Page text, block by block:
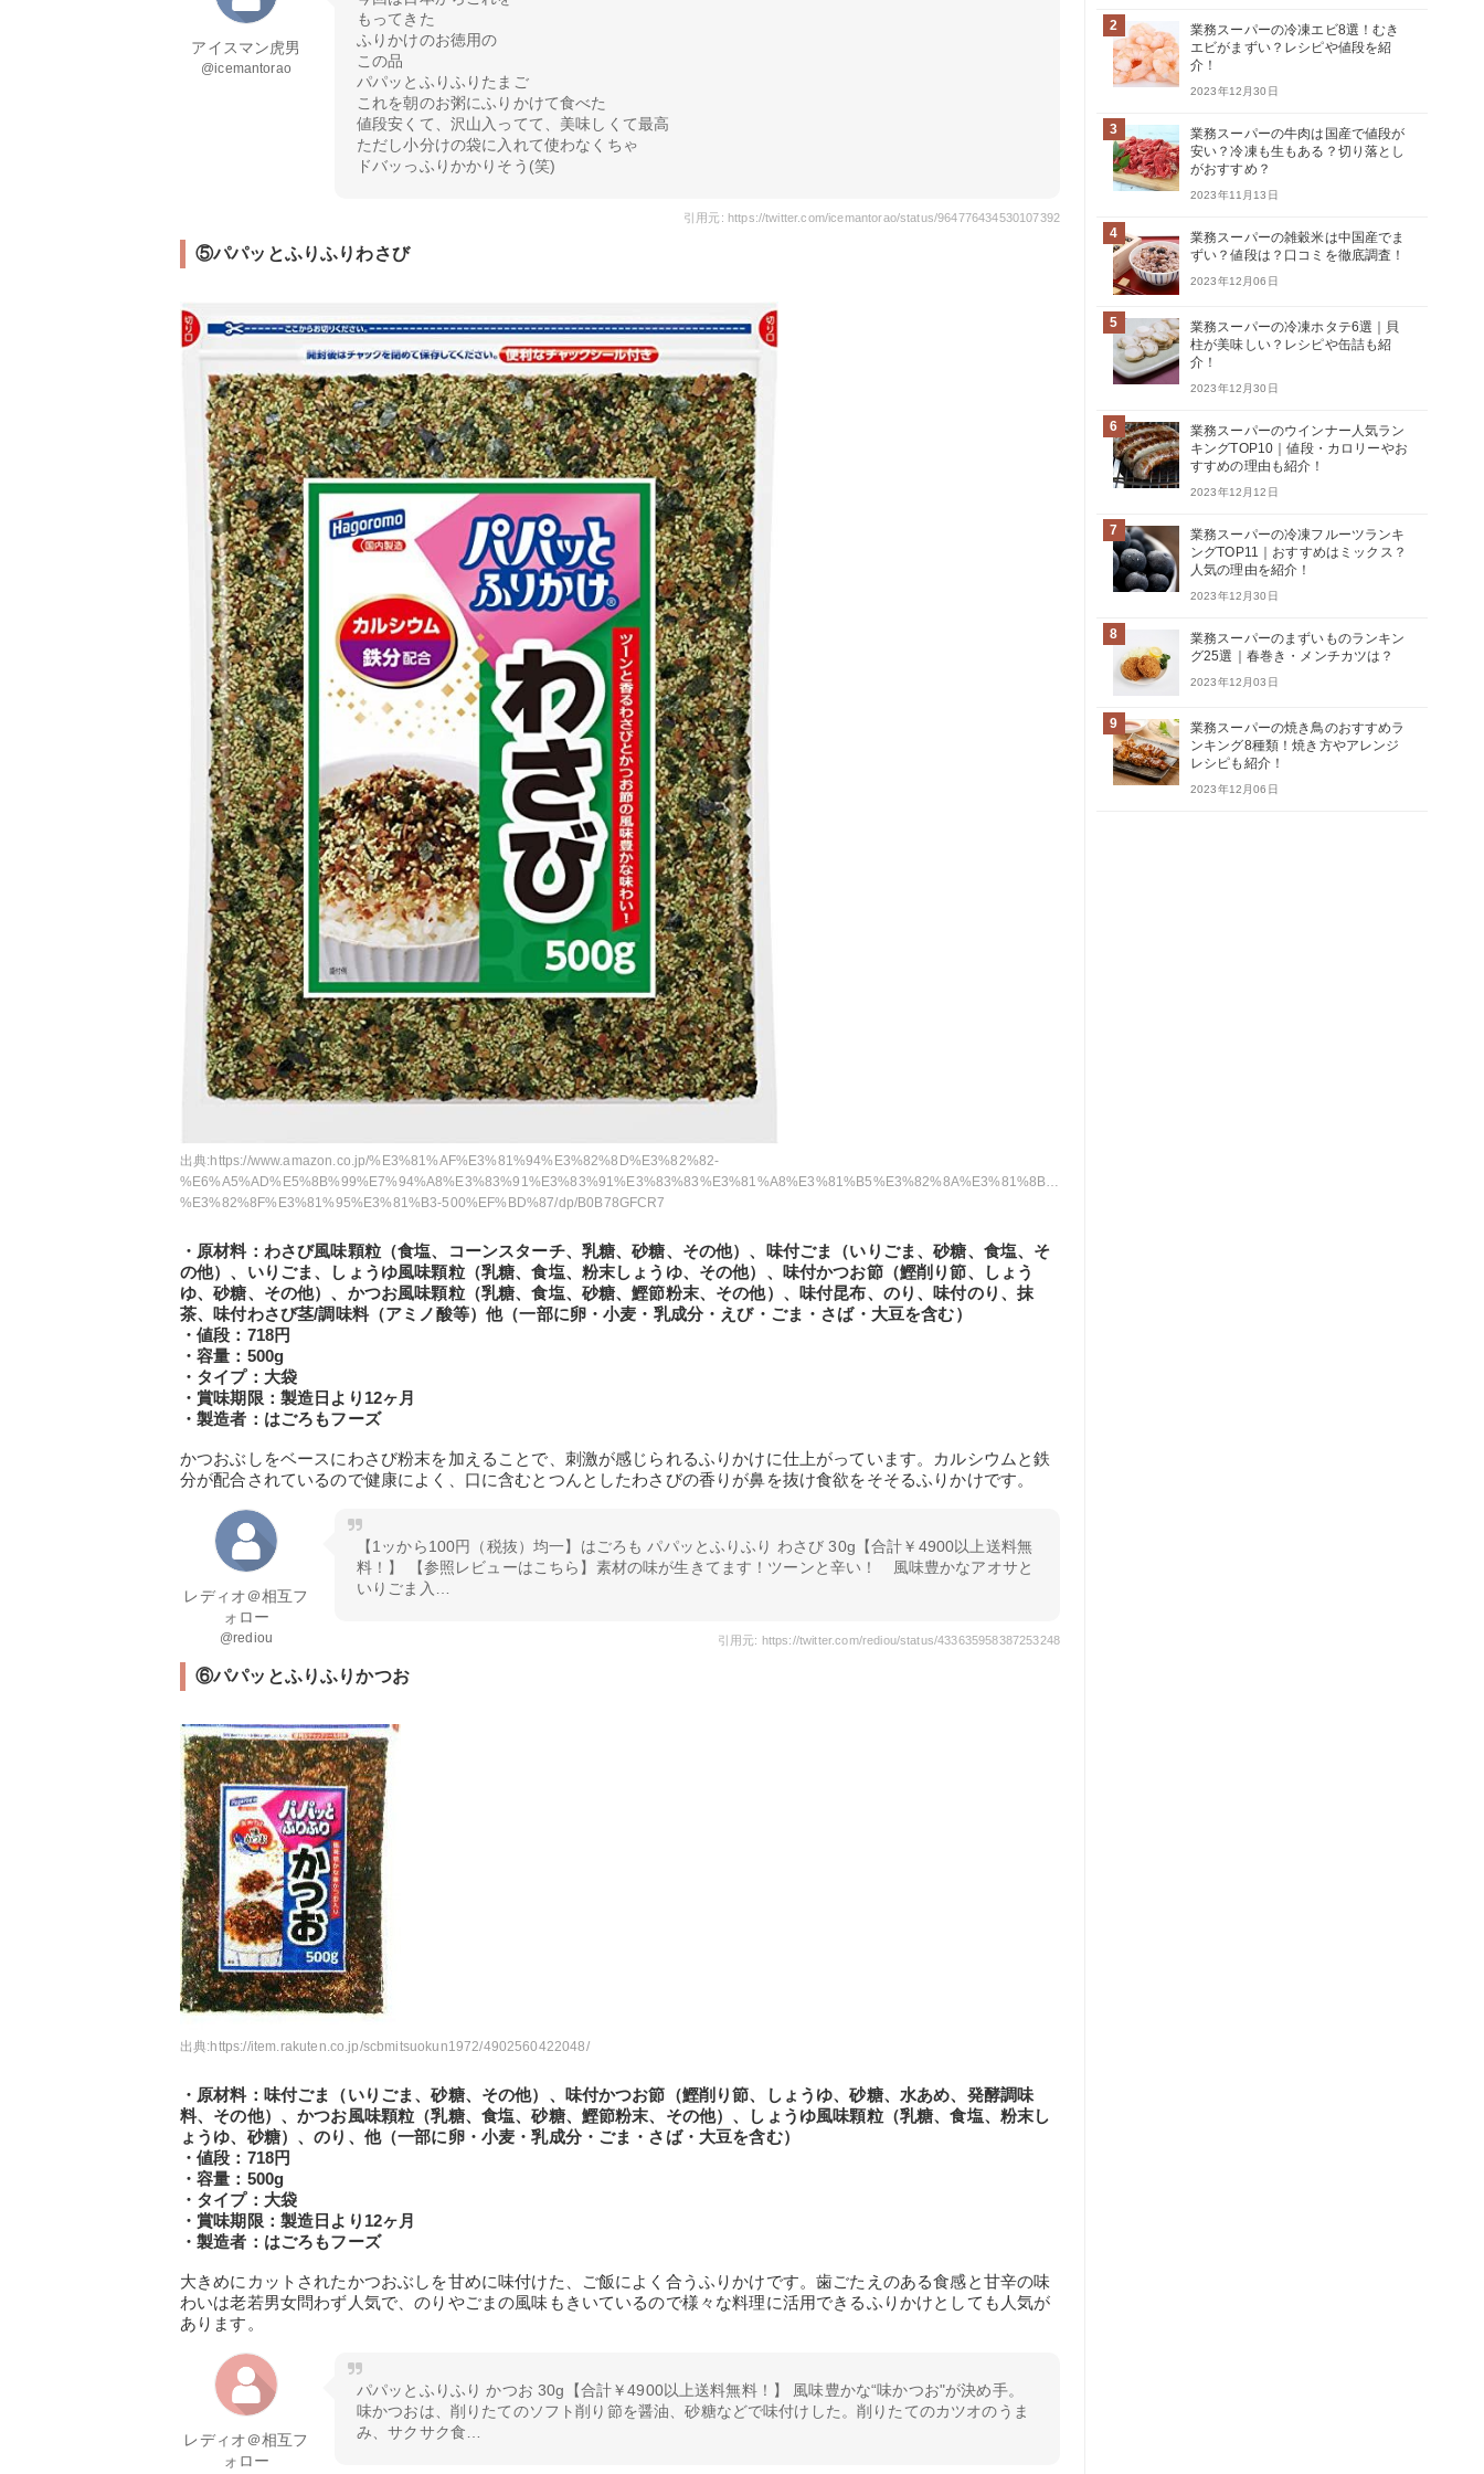
アイスマン虎男
@icemantorao
もってきた
ふりかけのお徳用の
この品
パパッとふりふりたまご
これを朝のお粥にふりかけて食べた
値段安くて、沢山入ってて、美味しくて最高
ただし小分けの袋に入れて使わなくちゃ
ドバッっふりかかりそう(笑)
引用元: https://twitter.com/icemantorao/status/964776434530107392
⑤パパッとふりふりわさび
出典:https://www.amazon.co.jp/%E3%81%AF%E3%81%94%E3%82%8D%E3%82%82-
%E6%A5%AD%E5%8B%99%E7%94%A8%E3%83%91%E3%83%91%E3%83%83%E3%81%A8%E3%81%B5%E3%82%8A%E3%81%8B%E3%81%91-
%E3%82%8F%E3%81%95%E3%81%B3-500%EF%BD%87/dp/B0B78GFCR7
・原材料：わさび風味顆粒（食塩、コーンスターチ、乳糖、砂糖、その他）、味付ごま（いりごま、砂糖、食塩、そ
の他）、いりごま、しょうゆ風味顆粒（乳糖、食塩、粉末しょうゆ、その他）、味付かつお節（鰹削り節、しょう
ゆ、砂糖、その他）、かつお風味顆粒（乳糖、食塩、砂糖、鰹節粉末、その他）、味付昆布、のり、味付のり、抹
茶、味付わさび茎/調味料（アミノ酸等）他（一部に卵・小麦・乳成分・えび・ごま・さば・大豆を含む）
・値段：718円
・容量：500g
・タイプ：大袋
・賞味期限：製造日より12ヶ月
・製造者：はごろもフーズ
かつおぶしをベースにわさび粉末を加えることで、刺激が感じられるふりかけに仕上がっています。カルシウムと鉄
分が配合されているので健康によく、口に含むとつんとしたわさびの香りが鼻を抜け食欲をそそるふりかけです。
レディオ＠相互フ
ォロー
@rediou
【1ッから100円（税抜）均一】はごろも パパッとふりふり わさび 30g【合計￥4900以上送料無
料！】 【参照レビューはこちら】素材の味が生きてます！ツーンと辛い！ 風味豊かなアオサと
いりごま入…
引用元: https://twitter.com/rediou/status/433635958387253248
⑥パパッとふりふりかつお
出典:https://item.rakuten.co.jp/scbmitsuokun1972/4902560422048/
・原材料：味付ごま（いりごま、砂糖、その他）、味付かつお節（鰹削り節、しょうゆ、砂糖、水あめ、発酵調味
料、その他）、かつお風味顆粒（乳糖、食塩、砂糖、鰹節粉末、その他）、しょうゆ風味顆粒（乳糖、食塩、粉末し
ょうゆ、砂糖）、のり、他（一部に卵・小麦・乳成分・ごま・さば・大豆を含む）
・値段：718円
・容量：500g
・タイプ：大袋
・賞味期限：製造日より12ヶ月
・製造者：はごろもフーズ
大きめにカットされたかつおぶしを甘めに味付けた、ご飯によく合うふりかけです。歯ごたえのある食感と甘辛の味
わいは老若男女問わず人気で、のりやごまの風味もきいているので様々な料理に活用できるふりかけとしても人気が
あります。
レディオ＠相互フ
ォロー
パパッとふりふり かつお 30g【合計￥4900以上送料無料！】 風味豊かな“味かつお"が決め手。
味かつおは、削りたてのソフト削り節を醤油、砂糖などで味付けした。削りたてのカツオのうま
み、サクサク食…
2
業務スーパーの冷凍エビ8選！むき
エビがまずい？レシピや値段を紹
介！
2023年12月30日
3
業務スーパーの牛肉は国産で値段が
安い？冷凍も生もある？切り落とし
がおすすめ？
2023年11月13日
4
業務スーパーの雑穀米は中国産でま
ずい？値段は？口コミを徹底調査！
2023年12月06日
5
業務スーパーの冷凍ホタテ6選｜貝
柱が美味しい？レシピや缶詰も紹
介！
2023年12月30日
6
業務スーパーのウインナー人気ラン
キングTOP10｜値段・カロリーやお
すすめの理由も紹介！
2023年12月12日
7
業務スーパーの冷凍フルーツランキ
ングTOP11｜おすすめはミックス？
人気の理由を紹介！
2023年12月30日
8
業務スーパーのまずいものランキン
グ25選｜春巻き・メンチカツは？
2023年12月03日
9
業務スーパーの焼き鳥のおすすめラ
ンキング8種類！焼き方やアレンジ
レシピも紹介！
2023年12月06日